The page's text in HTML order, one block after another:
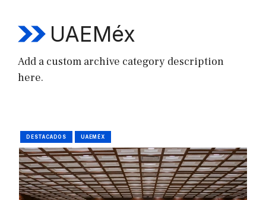
UAEMéx
Add a custom archive category description
here.
DESTACADOS UAEMÉX